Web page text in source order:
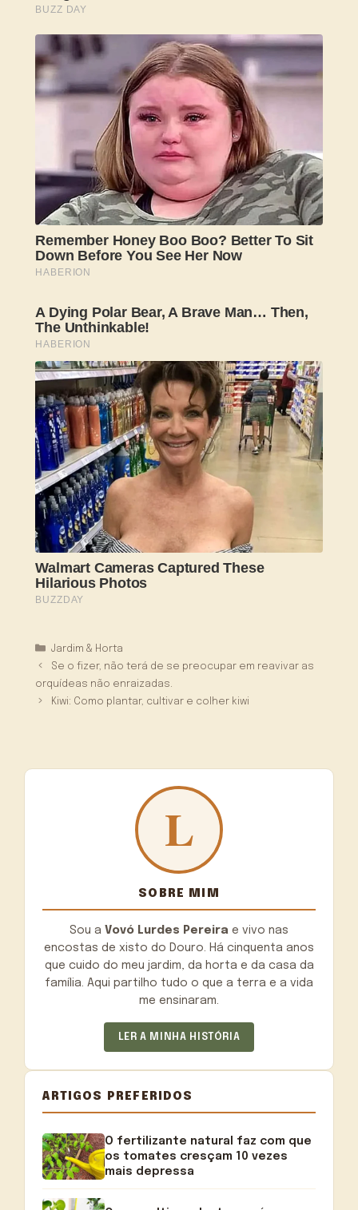
Categorias
Jardim & Horta
Se o fizer, não terá de se preocupar em reavivar as
orquídeas não enraizadas.
Kiwi: Como plantar, cultivar e colher kiwi
SOBRE MIM
Sou a Vovó Lurdes Pereira e vivo nas
encostas de xisto do Douro. Há cinquenta anos
que cuido do meu jardim, da horta e da casa da
família. Aqui partilho tudo o que a terra e a vida
me ensinaram.
LER A MINHA HISTÓRIA
ARTIGOS PREFERIDOS
O fertilizante natural faz com que
os tomates cresçam 10 vezes
mais depressa